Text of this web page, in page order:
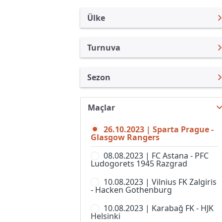
Ülke
Uluslararası Kulüpler
Türkiye
Uluslararası
Turkiye
İngiltere
İspanya
Almanya Amatör
Fransa
İtalya
Turnuva
UEFA Şampiyonlar Ligi
Kupa Libertadores
Kulüpler Dünya Kupası
UEFA Avrupa Konferans Ligi
AFC Challenge League
AFC Champions League,
Women
Sezon
UEFA Avrupa Ligi 26/27
UEFA Avrupa Ligi 25/26
UEFA Avrupa Ligi 24/25
UEFA Avrupa Ligi 22/23
UEFA Avrupa Ligi 21/22
UEFA Avrupa Ligi 20/21
Maçlar
26.10.2023 | Sparta Prague -
Glasgow Rangers
08.08.2023 | FC Astana - PFC
Ludogorets 1945 Razgrad
10.08.2023 | Vilnius FK Zalgiris
- Hacken Gothenburg
10.08.2023 | Karabağ FK - HJK
Helsinki